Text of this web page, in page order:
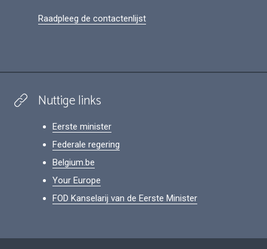
Raadpleeg de contactenlijst
Nuttige links
Eerste minister
Federale regering
Belgium.be
Your Europe
FOD Kanselarij van de Eerste Minister